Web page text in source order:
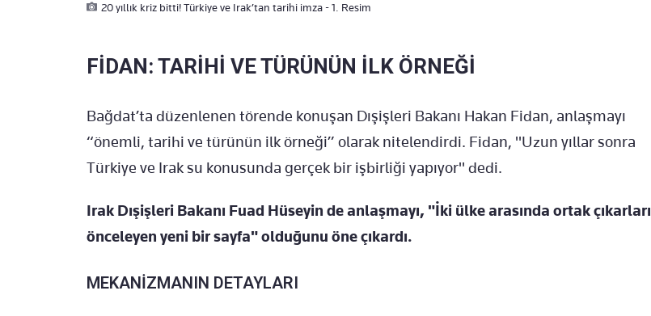
20 yıllık kriz bitti! Türkiye ve Irak’tan tarihi imza - 1. Resim
FİDAN: TARİHİ VE TÜRÜNÜN İLK ÖRNEĞİ
Bağdat’ta düzenlenen törende konuşan Dışişleri Bakanı Hakan Fidan, anlaşmayı
“önemli, tarihi ve türünün ilk örneği” olarak nitelendirdi. Fidan, "Uzun yıllar sonra
Türkiye ve Irak su konusunda gerçek bir işbirliği yapıyor" dedi.
Irak Dışişleri Bakanı Fuad Hüseyin de anlaşmayı, "İki ülke arasında ortak çıkarları
önceleyen yeni bir sayfa" olduğunu öne çıkardı.
MEKANİZMANIN DETAYLARI